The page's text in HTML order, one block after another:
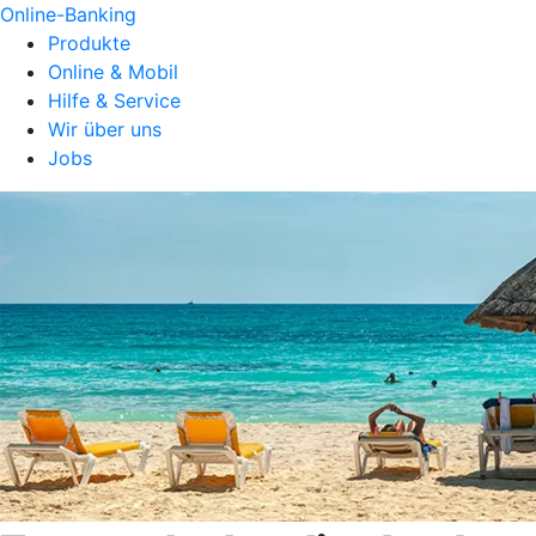
Online-Banking
Produkte
Online & Mobil
Hilfe & Service
Wir über uns
Jobs